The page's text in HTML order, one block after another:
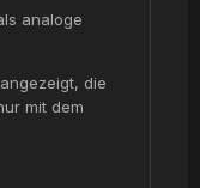
analoge
die
mit dem